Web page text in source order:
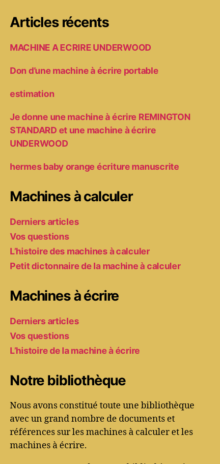
Articles récents
MACHINE A ECRIRE UNDERWOOD
Don d’une machine à écrire portable
estimation
Je donne une machine à écrire REMINGTON
STANDARD et une machine à écrire
UNDERWOOD
hermes baby orange écriture manuscrite
Machines à calculer
Derniers articles
Vos questions
L’histoire des machines à calculer
Petit dictonnaire de la machine à calculer
Machines à écrire
Derniers articles
Vos questions
L’histoire de la machine à écrire
Notre bibliothèque
Nous avons constitué toute une bibliothèque
avec un grand nombre de documents et
références sur les machines à calculer et les
machines à écrire.